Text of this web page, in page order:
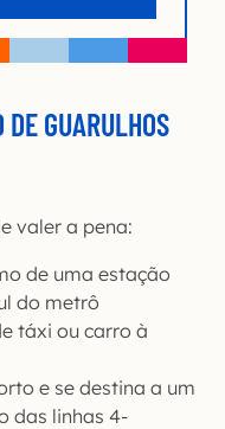
DE GUARULHOS
valer a pena:
de uma estação
do metrô
táxi ou carro à
e se destina a um
das linhas 4-